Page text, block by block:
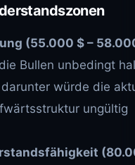
(55.000 $ –
Bullen unbedingt
würde die
ungültig